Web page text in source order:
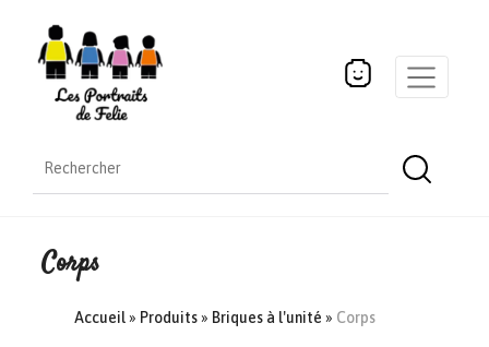
Corps
Accueil» Produits» Briques à l'unité » Corps